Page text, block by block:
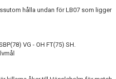
hålla undan för LB07 som ligger
VG - OH FT(75) SH.